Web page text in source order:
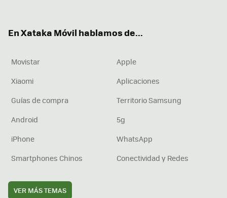
En Xataka Móvil hablamos de...
Movistar
Apple
Xiaomi
Aplicaciones
Guías de compra
Territorio Samsung
Android
5g
iPhone
WhatsApp
Smartphones Chinos
Conectividad y Redes
VER MÁS TEMAS